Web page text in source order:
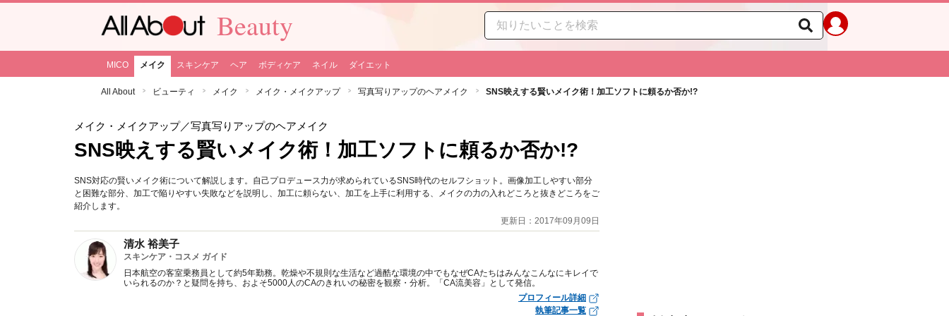
Beauty
MICO メイク スキンケア ヘア ボディケア ネイル ダイエット
All About ビューティ メイク メイク・メイクアップ 写真写りアップのヘアメイク SNS映えする賢いメイク術！加工ソフトに頼るか否か!?
メイク・メイクアップ／写真写りアップのヘアメイク
SNS映えする賢いメイク術！加工ソフトに頼るか否か!?
SNS対応の賢いメイク術について解説します。自己プロデュース力が求められているSNS時代のセルフショット。画像加工しやすい部分
と困難な部分、加工で陥りやすい失敗などを説明し、加工に頼らない、加工を上手に利用する、メイクの力の入れどころと抜きどころをご
紹介します。
更新日：2017年09月09日
清水 裕美子
スキンケア・コスメ ガイド
日本航空の客室乗務員として約5年勤務。乾燥や不規則な生活など過酷な環境の中でもなぜCAたちはみんなこんなにキレイで
いられるのか？と疑問を持ち、およそ5000人のCAのきれいの秘密を観察・分析。「CA流美容」として発信。
プロフィール詳細
執筆記事一覧